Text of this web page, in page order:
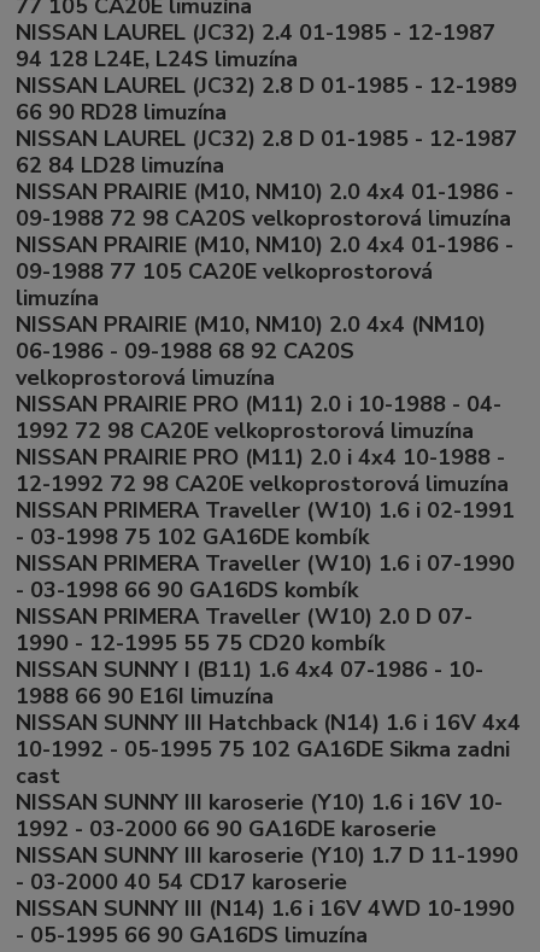
77 105 CA20E limuzína
NISSAN LAUREL (JC32) 2.4 01-1985 - 12-1987
94 128 L24E, L24S limuzína
NISSAN LAUREL (JC32) 2.8 D 01-1985 - 12-1989
66 90 RD28 limuzína
NISSAN LAUREL (JC32) 2.8 D 01-1985 - 12-1987
62 84 LD28 limuzína
NISSAN PRAIRIE (M10, NM10) 2.0 4x4 01-1986 -
09-1988 72 98 CA20S velkoprostorová limuzína
NISSAN PRAIRIE (M10, NM10) 2.0 4x4 01-1986 -
09-1988 77 105 CA20E velkoprostorová
limuzína
NISSAN PRAIRIE (M10, NM10) 2.0 4x4 (NM10)
06-1986 - 09-1988 68 92 CA20S
velkoprostorová limuzína
NISSAN PRAIRIE PRO (M11) 2.0 i 10-1988 - 04-
1992 72 98 CA20E velkoprostorová limuzína
NISSAN PRAIRIE PRO (M11) 2.0 i 4x4 10-1988 -
12-1992 72 98 CA20E velkoprostorová limuzína
NISSAN PRIMERA Traveller (W10) 1.6 i 02-1991
- 03-1998 75 102 GA16DE kombík
NISSAN PRIMERA Traveller (W10) 1.6 i 07-1990
- 03-1998 66 90 GA16DS kombík
NISSAN PRIMERA Traveller (W10) 2.0 D 07-
1990 - 12-1995 55 75 CD20 kombík
NISSAN SUNNY I (B11) 1.6 4x4 07-1986 - 10-
1988 66 90 E16I limuzína
NISSAN SUNNY III Hatchback (N14) 1.6 i 16V 4x4
10-1992 - 05-1995 75 102 GA16DE Sikma zadni
cast
NISSAN SUNNY III karoserie (Y10) 1.6 i 16V 10-
1992 - 03-2000 66 90 GA16DE karoserie
NISSAN SUNNY III karoserie (Y10) 1.7 D 11-1990
- 03-2000 40 54 CD17 karoserie
NISSAN SUNNY III (N14) 1.6 i 16V 4WD 10-1990
- 05-1995 66 90 GA16DS limuzína